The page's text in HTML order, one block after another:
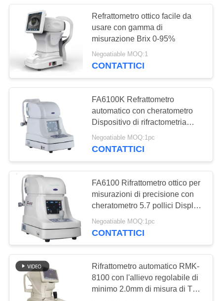
Struttura di prova
universale
Metro del palladio di
Digital
Unità oftalmica della
sedia
14
Refrattometro ottico facile da
usare con gamma di
misurazione Brix 0-95%
Negoatiable MOQ:1
CONTATTICI
FA6100K Refrattometro
automatico con cheratometro
Dispositivo di rifractometria
ottica di marca Xinyuan - Misure
precise
Negoatiable MOQ:1pc
CONTATTICI
FA6100 Rifrattometro ottico per
misurazioni di precisione con
cheratometro 5.7 pollici Display
TFT Auto/Operazione manuale
Negoatiable MOQ:1pc
CONTATTICI
Rifrattometro automatico RMK-
8100 con l'allievo regolabile di
minimo 2.0mm di misura di TFT